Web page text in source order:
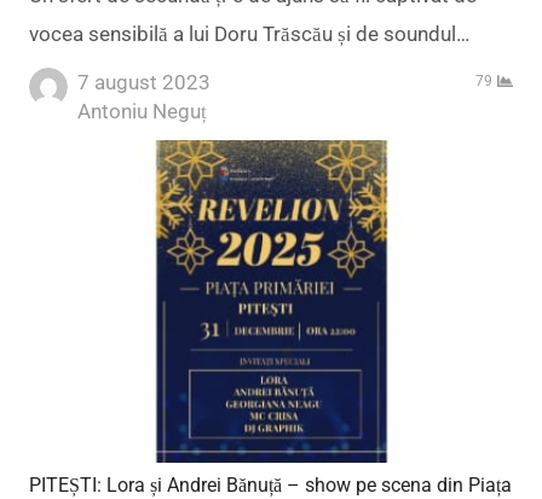
vocea sensibilă a lui Doru Trăscău și de soundul…
7 august 2023
Author
Antoniu Neguț
79
PITEȘTI: Lora și Andrei Bănuță – show pe scena din Piața